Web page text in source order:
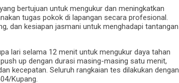
bertujuan untuk mengukur dan meningkatkan
tugas pokok di lapangan secara profesional.
dan kesiapan jasmani untuk menghadapi tantangan
lari selama 12 menit untuk mengukur daya tahan
up dengan durasi masing-masing satu menit,
kecepatan. Seluruh rangkaian tes dilakukan dengan
Kupang.